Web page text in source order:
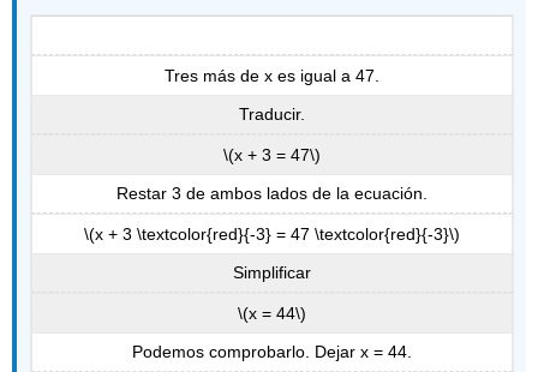
Tres más de x es igual a 47.
Traducir.
\(x + 3 = 47\)
Restar 3 de ambos lados de la ecuación.
\(x + 3 \textcolor{red}{-3} = 47 \textcolor{red}{-3}\)
Simplificar
\(x = 44\)
Podemos comprobarlo. Dejar x = 44.